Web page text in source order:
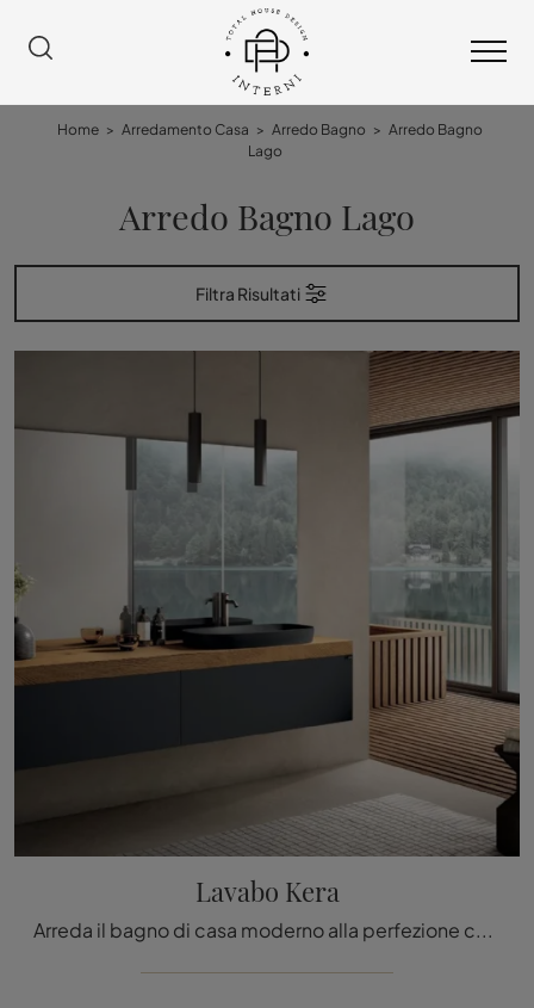
Home > Arredamento Casa > Arredo Bagno > Arredo Bagno
Lago
Arredo Bagno Lago
Filtra Risultati
Lavabo Kera
Arreda il bagno di casa moderno alla perfezione con Lavabo Kera, sanitari e oggetti in ceramica di Lago.